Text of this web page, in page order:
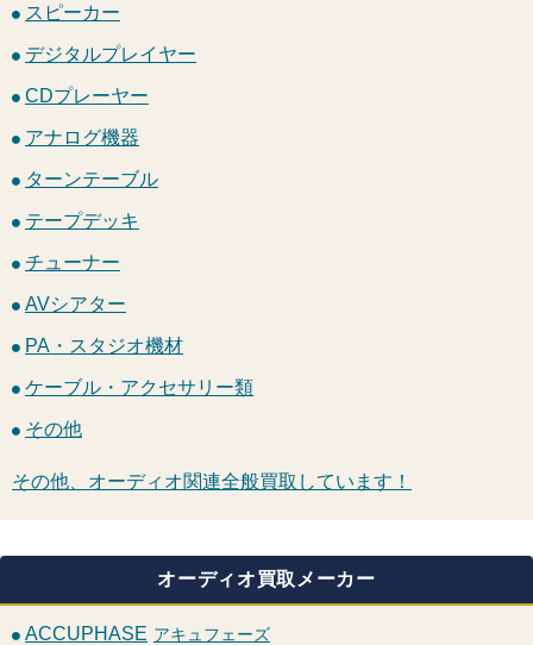
スピーカー
デジタルプレイヤー
CDプレーヤー
アナログ機器
ターンテーブル
テープデッキ
チューナー
AVシアター
PA・スタジオ機材
ケーブル・アクセサリー類
その他
その他、オーディオ関連全般買取しています！
オーディオ買取メーカー
ACCUPHASE アキュフェーズ